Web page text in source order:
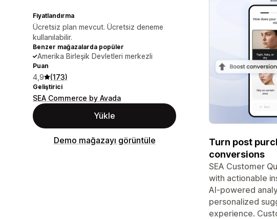
Fiyatlandırma
Ücretsiz plan mevcut. Ücretsiz deneme
kullanılabilir.
Benzer mağazalarda popüler
Amerika Birleşik Devletleri merkezli
Puan
4,9 (173)
Geliştirici
SEA Commerce by Avada
Yükle
Demo mağazayı görüntüle
Turn post
conversions
SEA Customer
with actionable
AI-powered
personalized
experience.